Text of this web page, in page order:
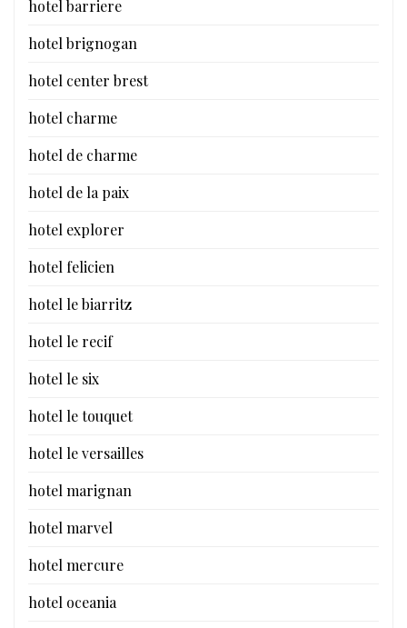
hotel barriere
hotel brignogan
hotel center brest
hotel charme
hotel de charme
hotel de la paix
hotel explorer
hotel felicien
hotel le biarritz
hotel le recif
hotel le six
hotel le touquet
hotel le versailles
hotel marignan
hotel marvel
hotel mercure
hotel oceania